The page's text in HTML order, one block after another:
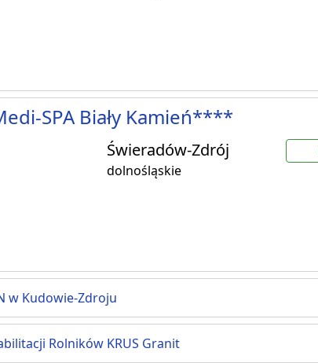
SPA Biały Kamień****
Świeradów-Zdrój
dolnośląskie
w Kudowie-Zdroju
Rolników KRUS Granit